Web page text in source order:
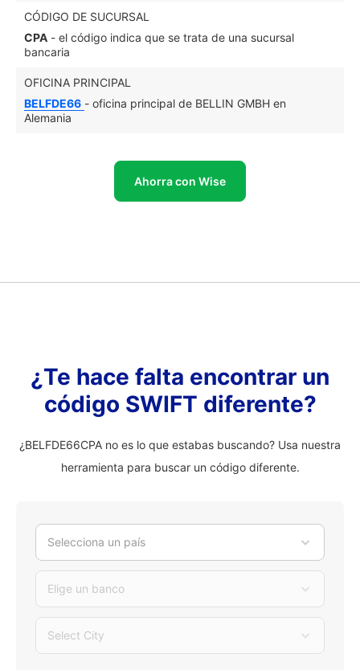
CÓDIGO DE SUCURSAL
CPA - el código indica que se trata de una sucursal
bancaria
OFICINA PRINCIPAL
BELFDE66 - oficina principal de BELLIN GMBH en
Alemania
Ahorra con Wise
¿Te hace falta encontrar un
código SWIFT diferente?
¿BELFDE66CPA no es lo que estabas buscando? Usa nuestra
herramienta para buscar un código diferente.
Selecciona un país
Elige un banco
Select City